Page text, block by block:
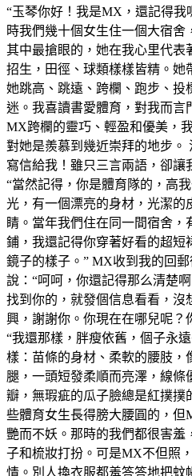
“玉琴你好！我是MX，還記得我
時我們幾十個女生住一個大宿
其中最搶眼的，她在我心里代
招生，田徑、球類樣樣皆精。她
她跳高、跳遠、跨欄、跑步、投
迷。我喜讀書愛體育，對我而言
MX跨欄的靈巧、輕盈和優美，
對她是羨慕到幾近崇拜的地步。
寫信給我！雖只三言兩語，卻讓
“當然記得，你是體育隊的，高
光，有一個漂亮的身材，光潔的
睛。當年我們住在同一間宿舍，
鋪，我還記得你穿著好看的超短
鏡子的樣子。” MX收到我的回
說：“呵呵，你還記得那么清楚
找到你的，就發個信息看看，沒
興，謝謝你。你現在在哪兒呢？
“我還那樣，胖瘦依舊，個子永
樣：苗條的身材、柔軟的腰肢，
腿，一頭短發柔順而亮澤，線條
瓣，無瑕疵的瓜子臉總是紅撲撲
些體育女生長得膀大腰圓的，但
艷而不妖。那時的我們都很害羞
子和梳妝打扮。可是MX不但照
情。別人換衣服都羞答答地把蚊